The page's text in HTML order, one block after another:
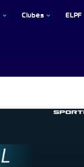
Clubes ELPF